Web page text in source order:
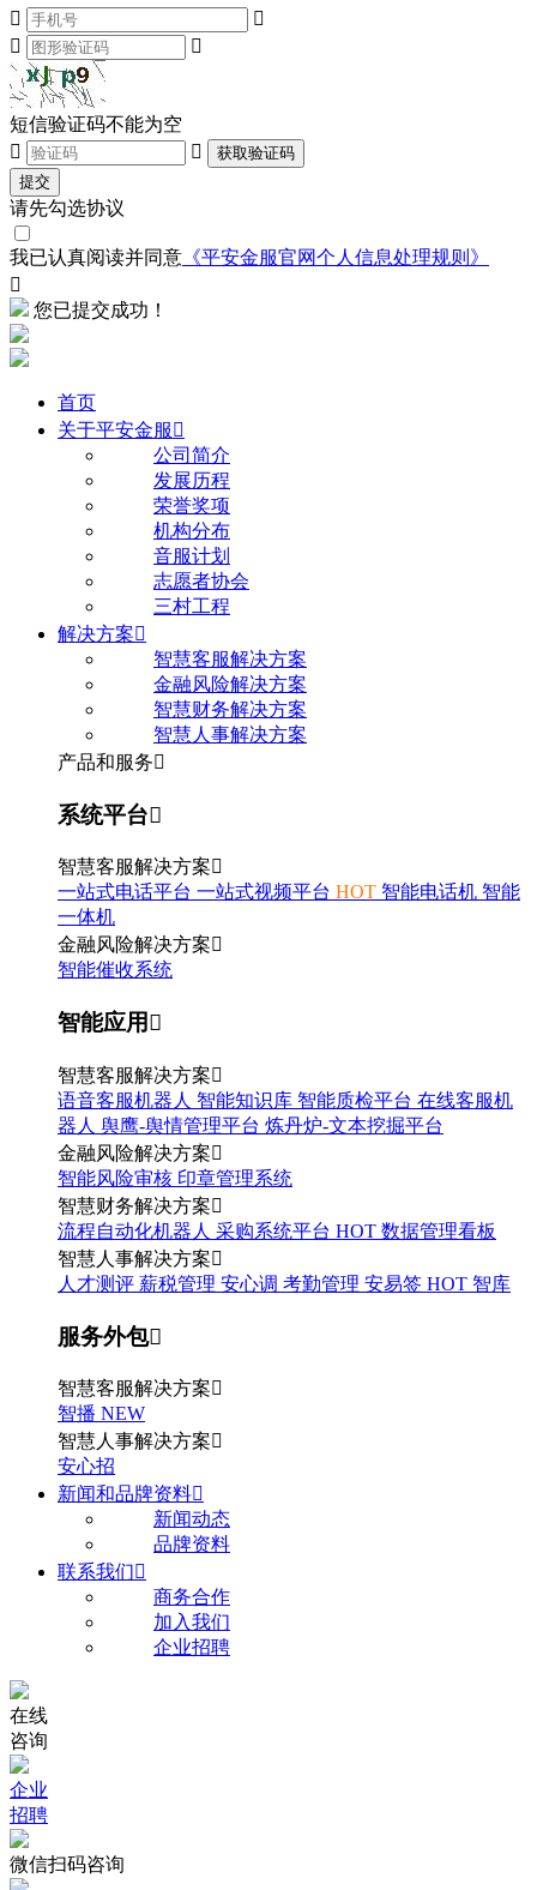




短信验证码不能为空


获取验证码
提交
请先勾选协议
我已认真阅读并同意 《平安金服官网个人信息处理规则》

您已提交成功！
首页
关于平安金服 
公司简介
发展历程
荣誉奖项
机构分布
音服计划
志愿者协会
三村工程
解决方案
智慧客服解决方案
金融风险解决方案
智慧财务解决方案
智慧人事解决方案
产品和服务
系统平台
智慧客服解决方案
一站式电话平台 一站式视频平台 HOT 智能电话机 智能
一体机
金融风险解决方案
智能催收系统
智能应用
智慧客服解决方案
语音客服机器人 智能知识库 智能质检平台 在线客服机
器人 舆鹰-舆情管理平台 炼丹炉-文本挖掘平台
金融风险解决方案
智能风险审核 印章管理系统
智慧财务解决方案
流程自动化机器人 采购系统平台 HOT 数据管理看板
智慧人事解决方案
人才测评 薪税管理 安心调 考勤管理 安易签 HOT 智库
服务外包
智慧客服解决方案
智播 NEW
智慧人事解决方案
安心招
新闻和品牌资料
新闻动态
品牌资料
联系我们
商务合作
加入我们
企业招聘
在线
咨询
企业
招聘
微信扫码咨询